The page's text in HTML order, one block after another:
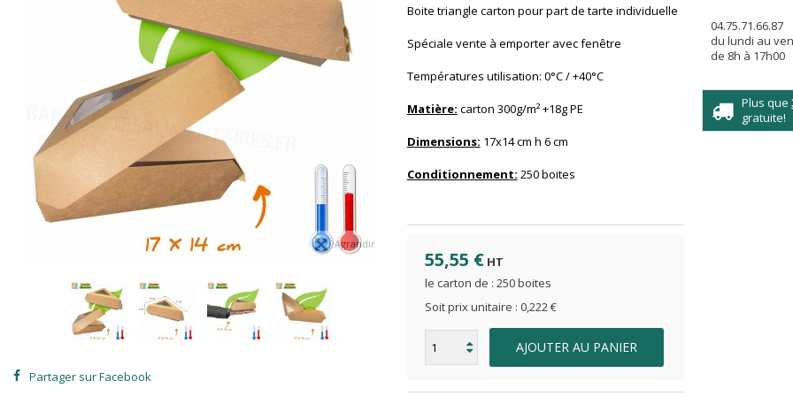
Agrandir
Partager sur Facebook
Boite triangle carton pour part de tarte individuelle
Spéciale vente à emporter avec fenêtre
Températures utilisation: 0°C / +40°C
Matière: carton 300g/m² +18g PE
Dimensions: 17x14 cm h 6 cm
Conditionnement: 250 boites
55,55 € HT
le carton de : 250 boites
Soit prix unitaire : 0,222 €
AJOUTER AU PANIER
04.75.71.66.87
du lundi au
de 8h à 17h00
Plus que
gratuite!